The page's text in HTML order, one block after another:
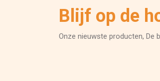
Blijf op de
Onze nieuwste producten, De